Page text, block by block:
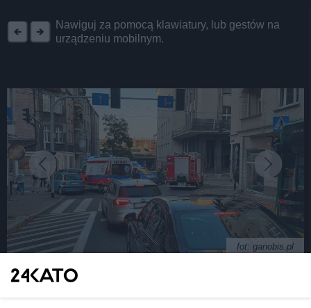
Nawiguj za pomocą klawiatury, lub gestów na
urządzeniu mobilnym.
fot: ganobis.pl